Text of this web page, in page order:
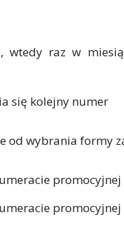
wtedy raz w
się kolejny numer
od wybrania formy
promocyjnej
promocyjnej